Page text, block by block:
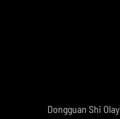
Dongguan Shi